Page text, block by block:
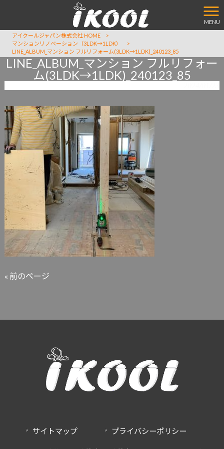
MENU
アイクールジャパン株式会社 HOME
>
マンションリノベーション（3LDK→1LDK）
>
LINE_ALBUM_マンション フルリフォーム(3LDK→1LDK)_240123_85
LINE_ALBUM_マンション フルリフォー
ム(3LDK→1LDK)_240123_85
« 前のページ
サイトマップ プライバシーポリシー